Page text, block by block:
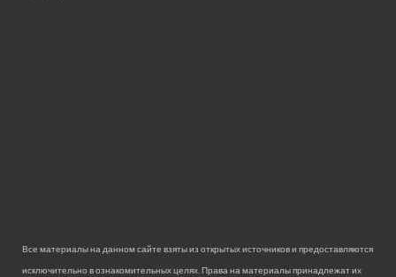
Все материалы на данном сайте взяты из открытых источников и предоставляются
исключительно в ознакомительных целях. Права на материалы принадлежат их